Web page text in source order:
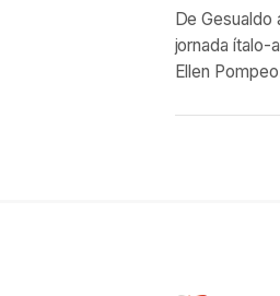
De Gesualdo
jornada ítalo-
Ellen